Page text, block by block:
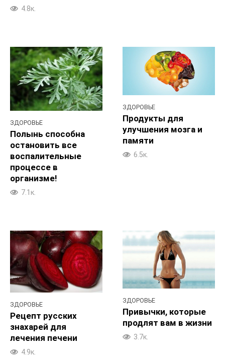
4.8к.
ЗДОРОВЬЕ
Полынь способна
остановить все
воспалительные
процессе в
организме!
7.1к.
ЗДОРОВЬЕ
Продукты для
улучшения мозга и
памяти
6.5к.
ЗДОРОВЬЕ
Рецепт русских
знахарей для
лечения печени
4.9к.
ЗДОРОВЬЕ
Привычки, которые
продлят вам в жизни
3.7к.